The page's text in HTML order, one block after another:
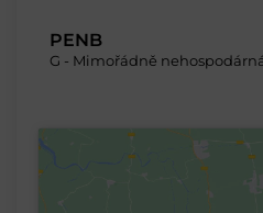
PENB
G - Mimořádně